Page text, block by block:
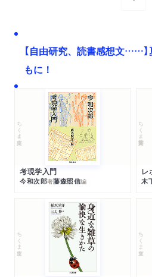
【自由研究、読書感想文……
もに！
ちくま文庫
考現学入門
今和次郎著藤森照信編
ちくま学芸文庫
レ
木
ちくま文庫 ちくま文庫